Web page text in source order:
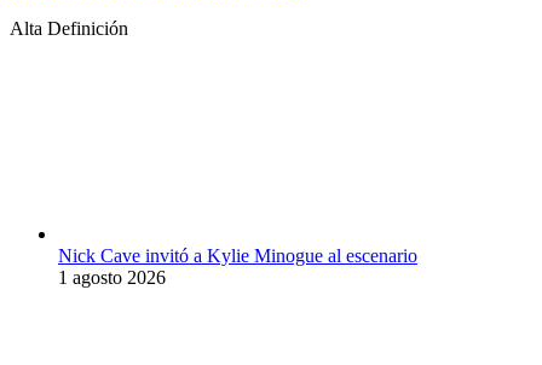
Alta Definición
Nick Cave invitó a Kylie Minogue al escenario
1 agosto 2026